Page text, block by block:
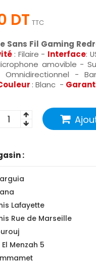
DT TTC
Sans Fil Gaming
: Filaire - Interface:
amovible -
Omnidirectionnel -
: Blanc -
:
Lafayette
Rue de Marseille
Menzah 5